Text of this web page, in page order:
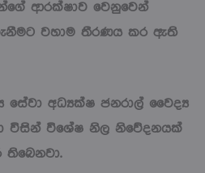
ආරක්ෂාව වෙනුවෙන්
වහාම තීරණය කර ඇති
අධ්‍යක්ෂ ජනරාල් වෛද්‍ය
විසින් විශේෂ නිල නිවේදනයක්